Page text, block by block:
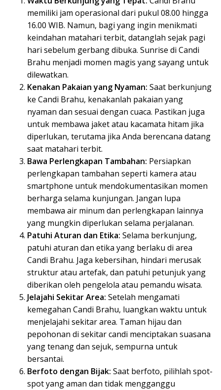
memiliki jam operasional dari pukul 08.00 hingga
16.00 WIB. Namun, bagi yang ingin menikmati
keindahan matahari terbit, datanglah sejak pagi
hari sebelum gerbang dibuka. Sunrise di Candi
Brahu menjadi momen magis yang sayang untuk
dilewatkan.
Kenakan Pakaian yang Nyaman: Saat berkunjung
ke Candi Brahu, kenakanlah pakaian yang
nyaman dan sesuai dengan cuaca. Pastikan juga
untuk membawa jaket atau kacamata hitam jika
diperlukan, terutama jika Anda berencana datang
saat matahari terbit.
Bawa Perlengkapan Tambahan: Persiapkan
perlengkapan tambahan seperti kamera atau
smartphone untuk mendokumentasikan momen
berharga selama kunjungan. Jangan lupa
membawa air minum dan perlengkapan lainnya
yang mungkin diperlukan selama perjalanan.
Patuhi Aturan dan Etika: Selama berkunjung,
patuhi aturan dan etika yang berlaku di area
Candi Brahu. Jaga kebersihan, hindari merusak
struktur atau artefak, dan patuhi petunjuk yang
diberikan oleh pengelola atau pemandu wisata.
Jelajahi Sekitar Area: Setelah mengamati
kemegahan Candi Brahu, luangkan waktu untuk
menjelajahi sekitar area. Taman hijau dan
pepohonan di sekitar candi menciptakan suasana
yang tenang dan sejuk, sempurna untuk
bersantai.
Berfoto dengan Bijak: Saat berfoto, pilihlah spot-
spot yang aman dan tidak mengganggu